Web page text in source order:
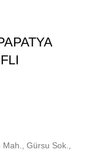
Gürsu Sok.,